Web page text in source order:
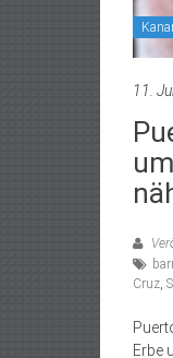
11.
Cruz
Erbe